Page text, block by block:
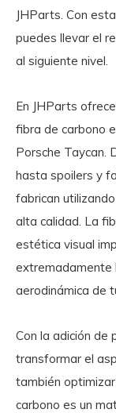
JHParts. Con
puedes llevar el
al siguiente nivel.
En JHParts
fibra de carbono
Porsche Taycan.
hasta spoilers y
fabrican
alta calidad. La
estética visual
extremadamente
aerodinámica de
Con la adición de
transformar el
también
carbono es un